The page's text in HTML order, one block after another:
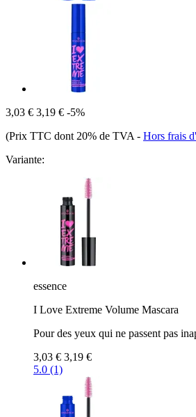
3,03 € 3,19 € -5%
(Prix TTC dont 20% de TVA - Hors frais
Variante:
essence
I Love Extreme Volume Mascara
Pour des yeux qui ne passent pas
3,03 € 3,19 €
5.0 (1)